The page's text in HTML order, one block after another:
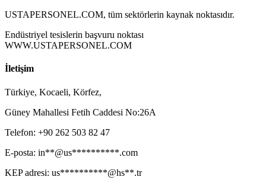
USTAPERSONEL.COM, tüm sektörlerin kaynak noktasıdır.
Endüstriyel tesislerin başvuru noktası
WWW.USTAPERSONEL.COM
İletişim
Türkiye, Kocaeli, Körfez,
Güney Mahallesi Fetih Caddesi No:26A
Telefon: ‎+90 262 503 82 47
E-posta: in**@us**********.com
KEP adresi: us**********@hs**.tr